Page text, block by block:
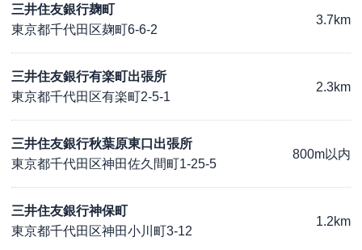
三井住友銀行麹町
東京都千代田区麹町6-6-2
3.7km
三井住友銀行有楽町出張所
東京都千代田区有楽町2-5-1
2.3km
三井住友銀行秋葉原東口出張所
東京都千代田区神田佐久間町1-25-5
800m以内
三井住友銀行神保町
東京都千代田区神田小川町3-12
1.2km